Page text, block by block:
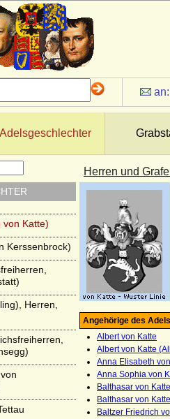
an:
Adelsgeschlechter
Herren und
Angehörige des
Albert von Katte
Albert von Katte
Anna Elisabeth
Anna Sophia von
Balthasar von
Balthasar von
Baltzer Friedrich
von Kameke)
von Katte)
Kerssenbrock)
Herren,